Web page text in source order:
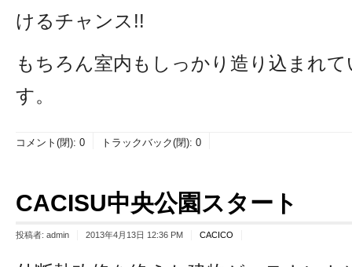
けるチャンス!!
もちろん室内もしっかり造り込まれ
す。
コメント(閉): 0 トラックバック(閉): 0
CACISU中央公園スタート
投稿者: admin 2013年4月13日 12:36 PM CACICO